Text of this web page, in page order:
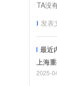
TA没
发表
最近
上海
2025-